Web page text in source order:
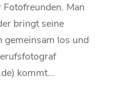
Man
bringt seine
gemeinsam los und
kommt...